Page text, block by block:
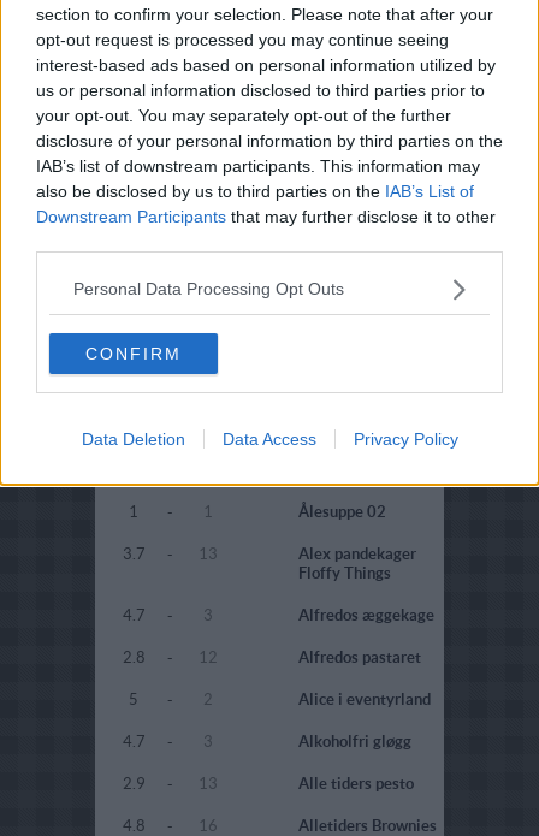
section to confirm your selection. Please note that after your
opt-out request is processed you may continue seeing
interest-based ads based on personal information utilized by
us or personal information disclosed to third parties prior to
your opt-out. You may separately opt-out of the further
disclosure of your personal information by third parties on the
IAB’s list of downstream participants. This information may
also be disclosed by us to third parties on the IAB’s List of
Downstream Participants that may further disclose it to other
Personal Data Processing Opt Outs
CONFIRM
Data Deletion Data Access Privacy Policy
4.5 - 2 Airsju (Tyk hvidkål)
1 Aivar
4.1
Ajvar og hummus
med grillet brød
1 - 1 Ål i karry
4.8 - 9 Ala Hestia
5 - 4
Albansk 'bombe'
kage
3.1 -
3.1 - 12
Alderbedste
1 - 1 Ålesuppe 02
3.7 - 13
Alex pandekager
Floffy Things
4.7 - 3 Alfredos æggekage
2.8 - 12 Alfredos pastaret
5 - 2 Alice i eventyrland
4.7 - 3 Alkoholfri gløgg
2.9 - 13 Alle tiders pesto
4.8 - 16 Alletiders Brownies